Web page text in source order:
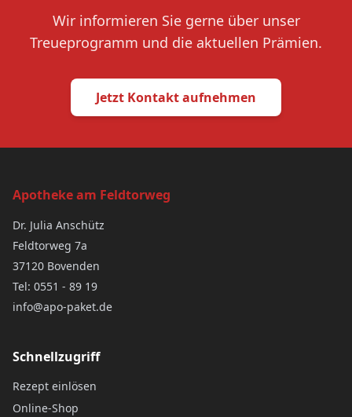
Wir informieren Sie gerne über unser
Treueprogramm und die aktuellen Prämien.
Jetzt Kontakt aufnehmen
Apotheke am Feldtorweg
Dr. Julia Anschütz
Feldtorweg 7a
37120 Bovenden
Tel: 0551 - 89 19
info@apo-paket.de
Schnellzugriff
Rezept einlösen
Online-Shop